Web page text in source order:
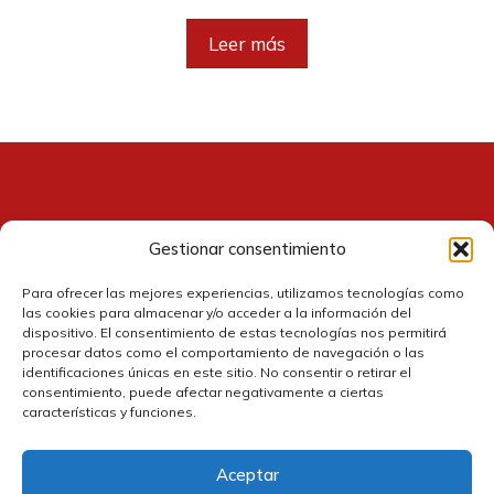
Gestionar consentimiento
Para ofrecer las mejores experiencias, utilizamos tecnologías como
las cookies para almacenar y/o acceder a la información del
dispositivo. El consentimiento de estas tecnologías nos permitirá
procesar datos como el comportamiento de navegación o las
identificaciones únicas en este sitio. No consentir o retirar el
consentimiento, puede afectar negativamente a ciertas
características y funciones.
Aceptar
original
era:
es:
Leer más
Contacto